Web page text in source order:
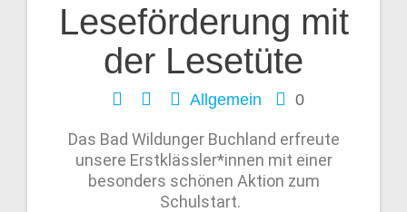
Leseförderung mit
der Lesetüte
Allgemein 0
Das Bad Wildunger Buchland erfreute
unsere Erstklässler*innen mit einer
besonders schönen Aktion zum
Schulstart.